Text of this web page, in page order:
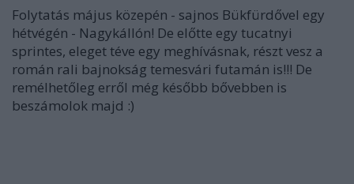
Folytatás május közepén - sajnos Bükfürdővel egy
hétvégén - Nagykállón! De előtte egy tucatnyi
sprintes, eleget téve egy meghívásnak, részt vesz a
román rali bajnokság temesvári futamán is!!! De
remélhetőleg erről még később bővebben is
beszámolok majd :)